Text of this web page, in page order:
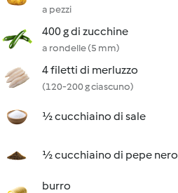
a pezzi
400 g di zucchine
a rondelle (5 mm)
4 filetti di merluzzo
(120-200 g ciascuno)
½ cucchiaino di sale
½ cucchiaino di pepe
burro